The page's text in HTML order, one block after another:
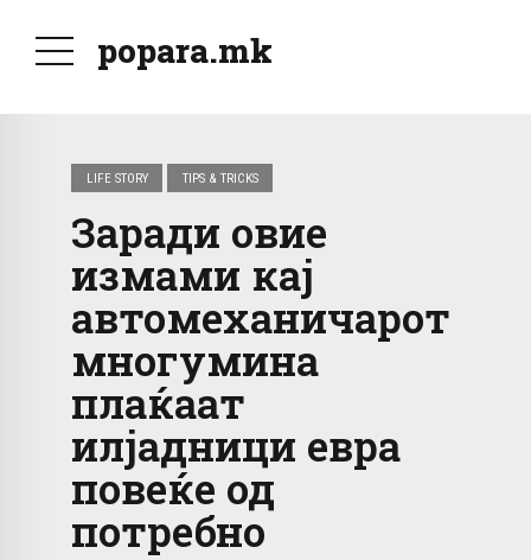
popara.mk
LIFE STORY TIPS & TRICKS
Заради овие
измами кај
автомеханичарот
многумина
плаќаат
илјадници евра
повеќе од
потребно